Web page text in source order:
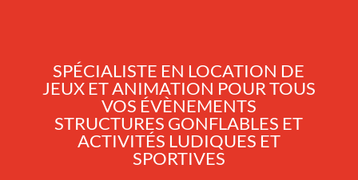
SPÉCIALISTE EN LOCATION DE
JEUX ET ANIMATION POUR TOUS
VOS ÉVÈNEMENTS
STRUCTURES GONFLABLES ET
ACTIVITÉS LUDIQUES ET
SPORTIVES